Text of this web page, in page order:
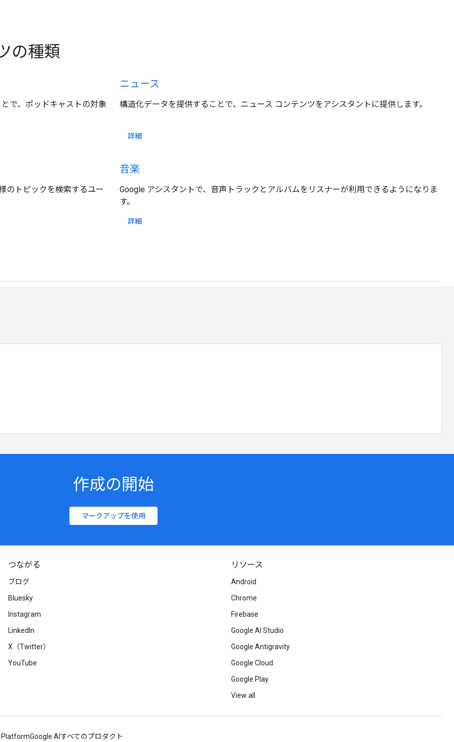
の種類
で、ポッドキャストの対象
ニュース
構造化データを提供することで、ニュース コンテンツをアシスタントに提供します。
詳細
のトピックを検索するユー
音楽
Google アシスタントで、音声トラックとアルバムをリスナーが利用できるようになりま
す。
詳細
作成の開始
マークアップを使用
つながる
ブログ
Bluesky
Instagram
LinkedIn
X（Twitter）
YouTube
リソース
Android
Chrome
Firebase
Google AI Studio
Google Antigravity
Google Cloud
Google Play
View all
PlatformGoogle AI すべてのプロダクト